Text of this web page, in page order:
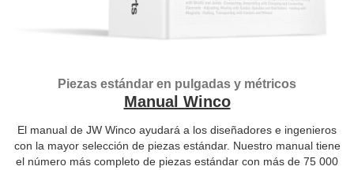
Piezas estándar en pulgadas y métricos
Manual Winco
El manual de JW Winco ayudará a los diseñadores e ingenieros
con la mayor selección de piezas estándar. Nuestro manual tiene
el número más completo de piezas estándar con más de 75 000